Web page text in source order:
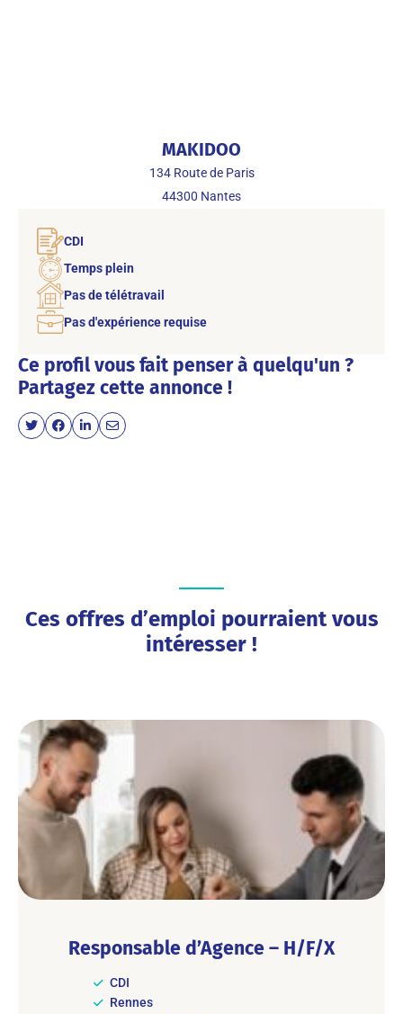
MAKIDOO
134 Route de Paris
44300 Nantes
CDI
Temps plein
Pas de télétravail
Pas d'expérience requise
Ce profil vous fait penser à quelqu'un ?
Partagez cette annonce !
Ces offres d’emploi pourraient vous
intéresser !
Responsable d’Agence – H/F/X
CDI
Rennes